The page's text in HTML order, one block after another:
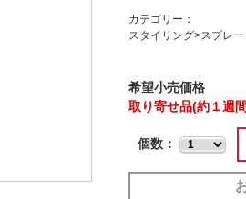
カテゴリー：
スタイリング>スプレー
希望小売価格
取り寄せ品(約１週
個数：